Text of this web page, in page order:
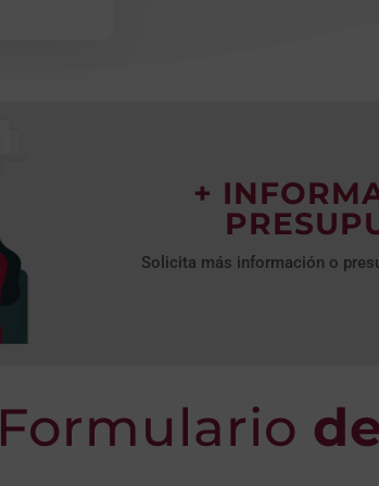
+
Solicita más información o
Formulario